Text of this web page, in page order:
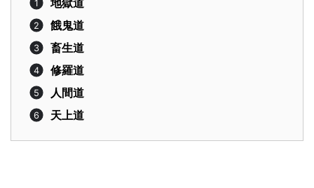
餓鬼道
畜生道
修羅道
人間道
天上道